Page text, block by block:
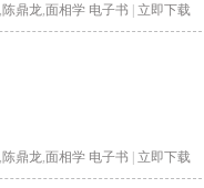
陈鼎龙 面相学 电子书 | 立即下载
陈鼎龙 面相学 电子书 | 立即下载